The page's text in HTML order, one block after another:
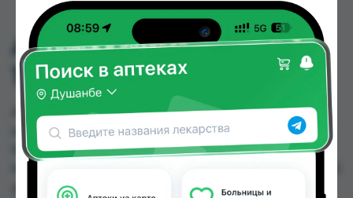
ASS 100 ТБ №50 АЦЦ
100 ТБ №50
ASS 100 ТБ №50 АЦЦ 100 ТБ №50 можно купить
или заказать в аптеках, Арча, Дорухона Олмони
№1, Дорухона Олмони №2, Дорухона Олмони
до 100.00 TJS в Душанбе и других городах